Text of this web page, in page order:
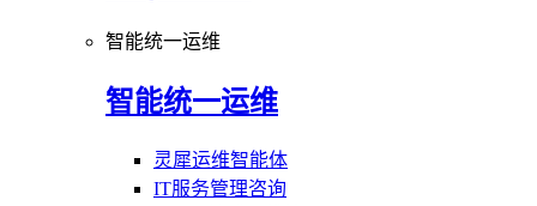
智能统一运维
智能统一运维
灵犀运维智能体
IT服务管理咨询